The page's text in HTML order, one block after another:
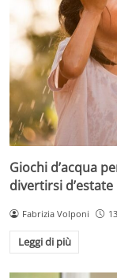
Giochi d’acqua
divertirsi d’estate
Fabrizia Volponi
Leggi di più